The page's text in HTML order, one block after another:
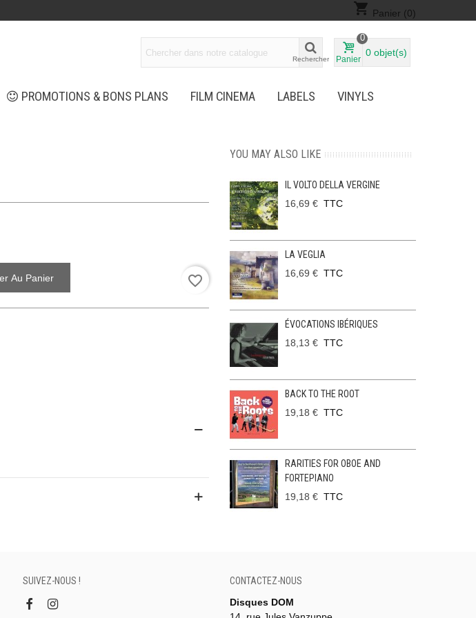
shopping_cart Panier (0)
Rechercher Panier
0
0 objet(s)
PROMOTIONS & BONS PLANS FILM CINEMA LABELS
VINYLS
Au Panier favorite_border
YOU MAY ALSO LIKE
IL VOLTO DELLA VERGINE
16,69 € TTC
LA VEGLIA
16,69 € TTC
ÉVOCATIONS IBÉRIQUES
18,13 € TTC
BACK TO THE ROOT
19,18 € TTC
RARITIES FOR OBOE AND
FORTEPIANO
19,18 € TTC
SUIVEZ-NOUS !
CONTACTEZ-NOUS
Disques DOM